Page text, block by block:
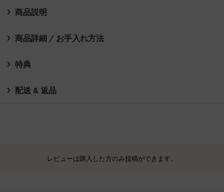
商品説明
商品詳細 / お手入れ方法
特典
配送 & 返品
レビューは購入した方のみ投稿ができます。